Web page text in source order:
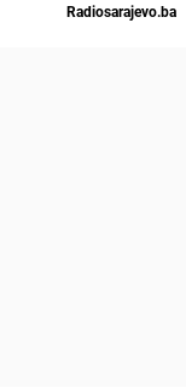
Radiosarajevo.ba